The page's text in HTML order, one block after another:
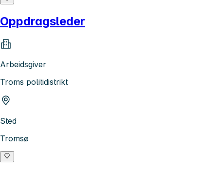
Oppdragsleder
Arbeidsgiver
Troms politidistrikt
Sted
Tromsø